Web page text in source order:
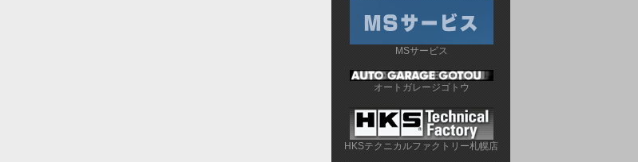
MSサービス
オートガレージゴトウ
HKSテクニカルファクトリー札幌店